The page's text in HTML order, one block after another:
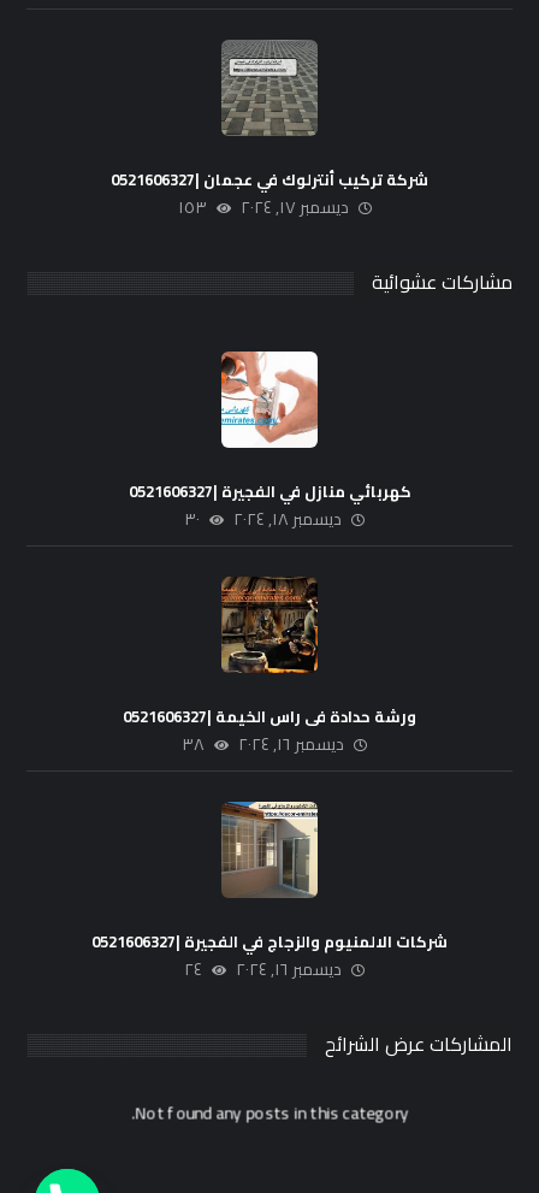
شركة تركيب أنترلوك في عجمان |0521606327
ديسمبر ١٧, ٢٠٢٤ ١٥٣
مشاركات عشوائية
كهربائي منازل في الفجيرة |0521606327
ديسمبر ١٨, ٢٠٢٤ ٣٠
ورشة حدادة فى راس الخيمة |0521606327
ديسمبر ١٦, ٢٠٢٤ ٣٨
شركات الالمنيوم والزجاج في الفجيرة |0521606327
ديسمبر ١٦, ٢٠٢٤ ٢٤
المشاركات عرض الشرائح
Not found any posts in this category.